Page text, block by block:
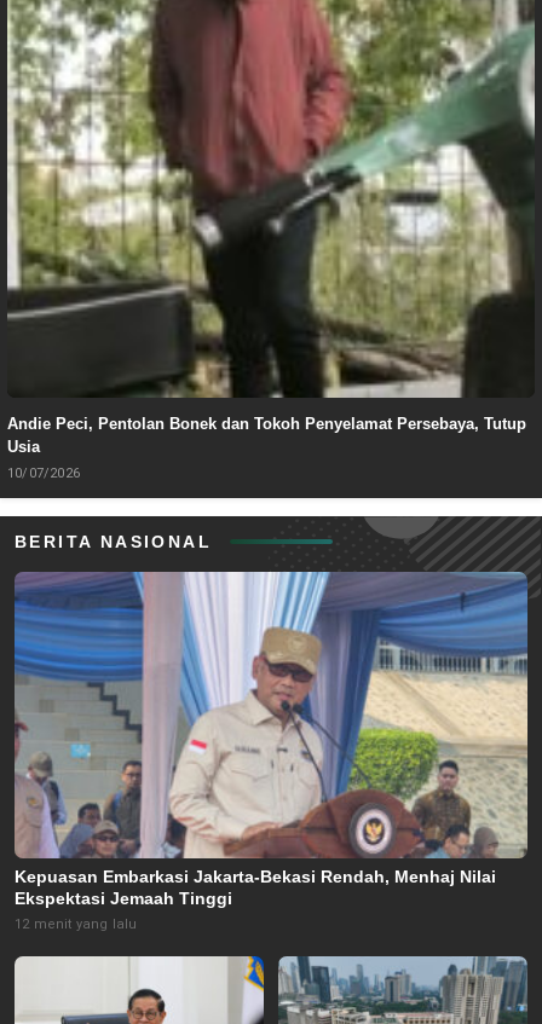
Andie Peci, Pentolan Bonek dan Tokoh Penyelamat Persebaya, Tutup
Usia
10/07/2026
BERITA NASIONAL
Kepuasan Embarkasi Jakarta-Bekasi Rendah, Menhaj Nilai
Ekspektasi Jemaah Tinggi
12 menit yang lalu